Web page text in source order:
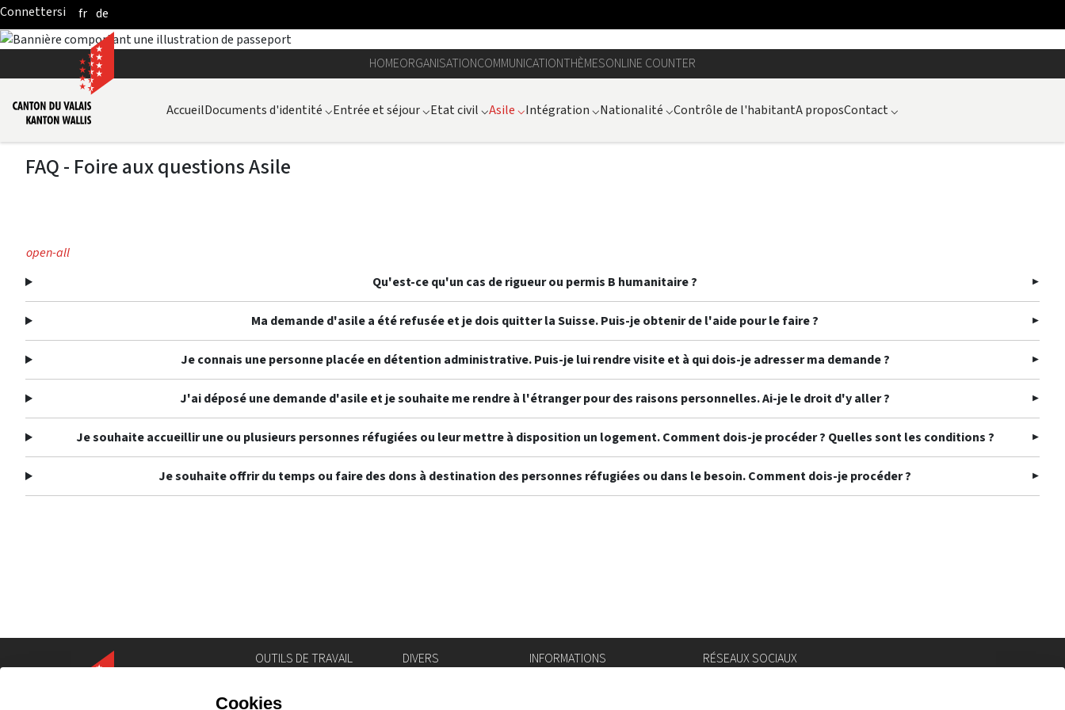
Skip to Main Content
fr de
HOMEORGANISATIONCOMMUNICATIONTHÈMESONLINE COUNTER
AccueilDocuments d'identité ⌵Entrée et séjour⌵Etat civil ⌵Asile ⌵Intégration ⌵Nationalité ⌵Contrôle de l'habitantA proposContact ⌵
FAQ - Foire aux questions Asile
open-all
Qu'est-ce qu'un cas de rigueur ou permis B humanitaire ?
Ma demande d'asile a été refusée et je dois quitter la Suisse. Puis-je obtenir de l'aide pour le faire ?
Je connais une personne placée en détention administrative. Puis-je lui rendre visite et à qui dois-je adresser ma demande ?
J'ai déposé une demande d'asile et je souhaite me rendre à l'étranger pour des raisons personnelles. Ai-je le droit d'y aller ?
Je souhaite accueillir une ou plusieurs personnes réfugiées ou leur mettre à disposition un logement. Comment dois-je procéder ? Quelles sont les conditions ?
Je souhaite offrir du temps ou faire des dons à destination des personnes réfugiées ou dans le besoin. Comment dois-je procéder ?
OUTILS DE TRAVAIL
Géoportail
DIVERS
INFORMATIONS
RÉSEAUX SOCIAUX